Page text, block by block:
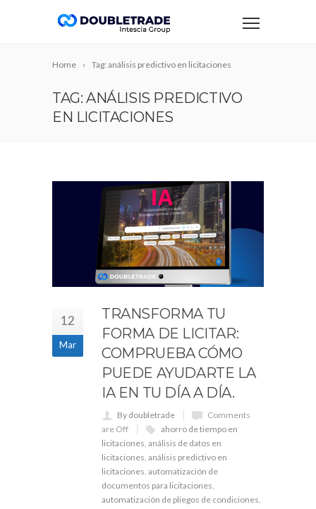
Home Tag: análisis predictivo en licitaciones
TAG: ANÁLISIS PREDICTIVO
EN LICITACIONES
12
Mar
TRANSFORMA TU
FORMA DE LICITAR:
COMPRUEBA CÓMO
PUEDE AYUDARTE LA
IA EN TU DÍA A DÍA.
By doubletrade
Comments
are Off
ahorro de tiempo en
licitaciones, análisis de datos en
licitaciones, análisis predictivo en
licitaciones, automatización de
documentos para licitaciones,
automatización de pliegos de condiciones,